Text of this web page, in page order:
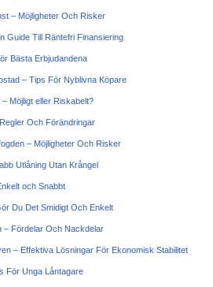
– Möjligheter Och Risker
Guide Till Räntefri Finansiering
Bästa Erbjudandena
– Tips För Nyblivna Köpare
Möjligt eller Riskabelt?
Och Förändringar
– Möjligheter Och Risker
Utlåning Utan Krångel
och Snabbt
Du Det Smidigt Och Enkelt
– Fördelar Och Nackdelar
– Effektiva Lösningar För Ekonomisk Stabilitet
För Unga Låntagare